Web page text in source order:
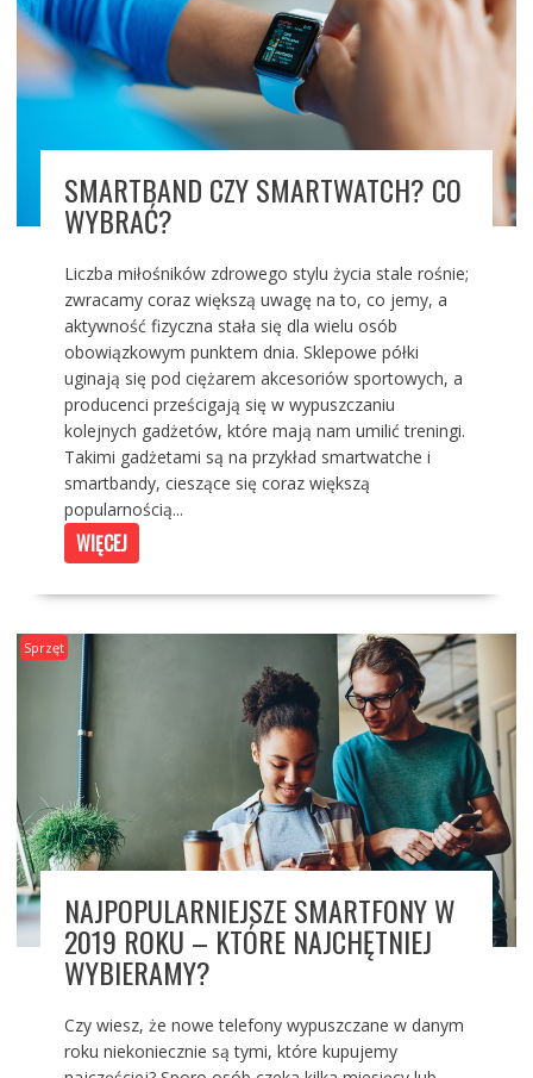
SMARTBAND CZY SMARTWATCH? CO
WYBRAĆ?
Liczba miłośników zdrowego stylu życia stale rośnie;
zwracamy coraz większą uwagę na to, co jemy, a
aktywność fizyczna stała się dla wielu osób
obowiązkowym punktem dnia. Sklepowe półki
uginają się pod ciężarem akcesoriów sportowych, a
producenci prześcigają się w wypuszczaniu
kolejnych gadżetów, które mają nam umilić treningi.
Takimi gadżetami są na przykład smartwatche i
smartbandy, cieszące się coraz większą
popularnością...
WIĘCEJ
Sprzęt
NAJPOPULARNIEJSZE SMARTFONY W
2019 ROKU – KTÓRE NAJCHĘTNIEJ
WYBIERAMY?
Czy wiesz, że nowe telefony wypuszczane w danym
roku niekoniecznie są tymi, które kupujemy